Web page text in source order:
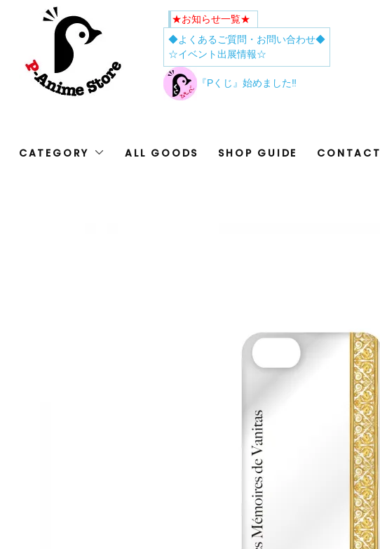
★お知らせ一覧★
◆よくあるご質問・お問い合わせ◆
☆イベント出展情報☆
『Pくじ』始めました‼
CATEGORY ALL GOODS SHOP GUIDE CONTACT